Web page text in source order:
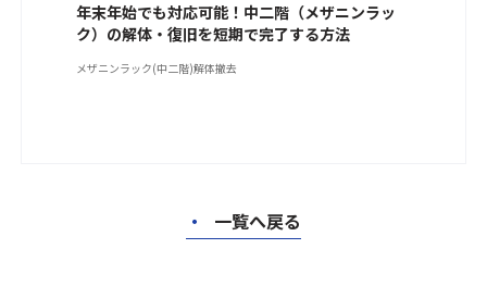
年末年始でも対応可能！中二階（メザニンラッ
ク）の解体・復旧を短期で完了する方法
メザニンラック(中二階)解体撤去
・ 一覧へ戻る